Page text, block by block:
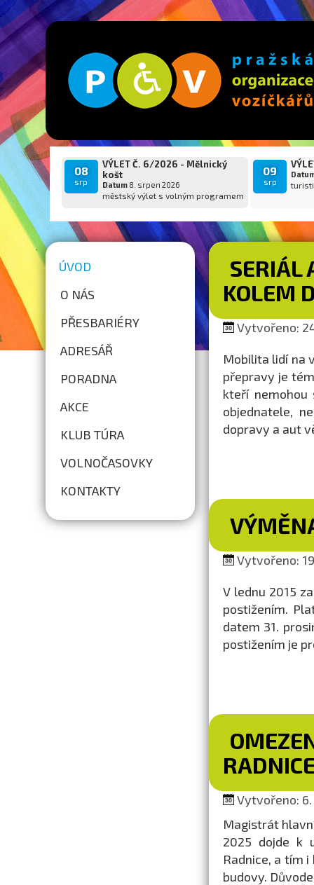
08
srp
VÝLET Č. 6/2026 - Mělnický
košt
Datum8. srpen 2026
městský výlet s volným programem
09
srp
ÚVOD
O NÁS
PŘESBARIÉRY
ADRESÁŘ
PORADNA
AKCE
KLUB TÚRA
VOLNOČASOVKY
KONTAKTY
SERIÁL
KOLEM
Vytvořeno:
Mobilita lidí na
přepravy je
kteří
objednatele,
dopravy a aut
Vytvořeno:
V lednu 2015
postižením.
datem 31.
postižením je
Vytvořeno: 6.
Magistrát
2025 dojde k
Radnice, a tím
budovy.